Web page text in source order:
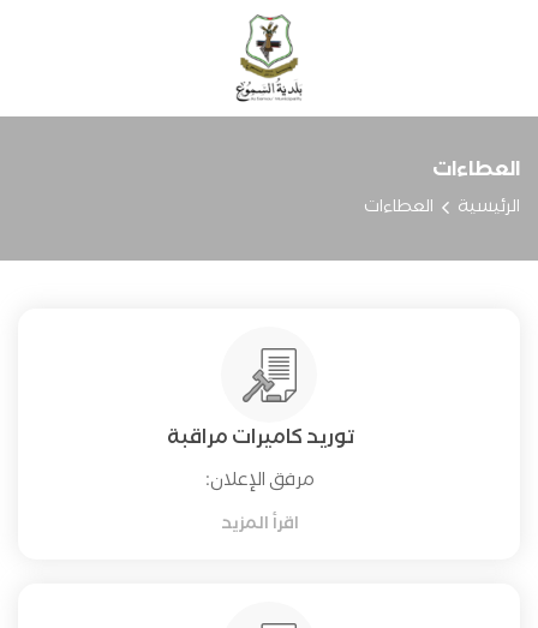
العطاءات
الرئيسية العطاءات
توريد كاميرات مراقبة
مرفق الإعلان:
اقرأ المزيد